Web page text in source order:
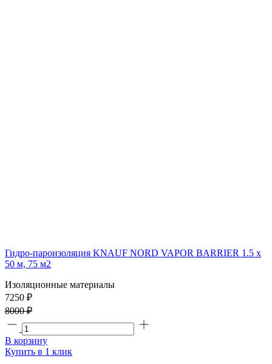
Гидро-пароизоляция KNAUF NORD VAPOR BARRIER 1.5 х
50 м, 75 м2
Изоляционные материалы
7250 ₽
8000 ₽
В корзину
Купить в 1 клик